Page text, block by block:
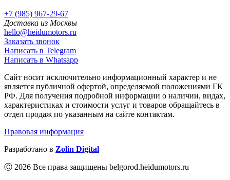
+7 (985) 967-29-67
Доставка из Москвы
hello@heidumotors.ru
Заказать звонок
Написать в Telegram
Написать в Whatsapp
Сайт носит исключительно информационный характер и не
является публичной офертой, определяемой положениями ГК
РФ. Для получения подробной информации о наличии, видах,
характеристиках и стоимости услуг и товаров обращайтесь в
отдел продаж по указанным на сайте контактам.
Правовая информация
Разработано в Zolin Digital
Ⓒ 2026 Все права защищены belgorod.heidumotors.ru